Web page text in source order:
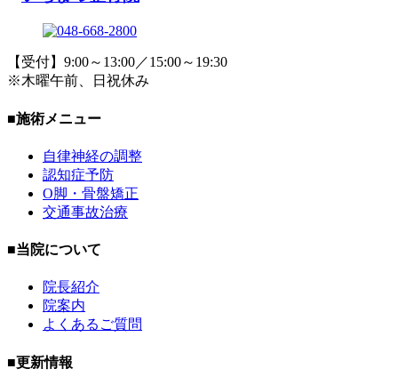
【受付】9:00～13:00／15:00～19:30
※木曜午前、日祝休み
■施術メニュー
自律神経の調整
認知症予防
O脚・骨盤矯正
交通事故治療
■当院について
院長紹介
院案内
よくあるご質問
■更新情報